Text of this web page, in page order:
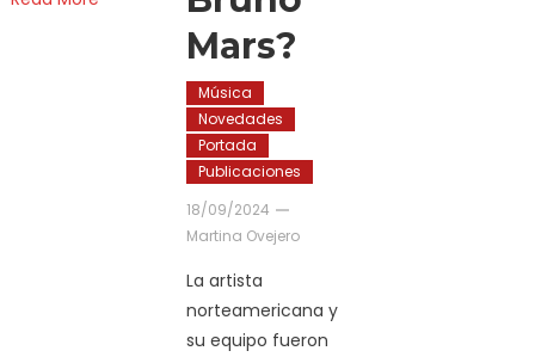
Mars?
Música
Novedades
Portada
Publicaciones
18/09/2024
Martina Ovejero
La artista
norteamericana y
su equipo fueron